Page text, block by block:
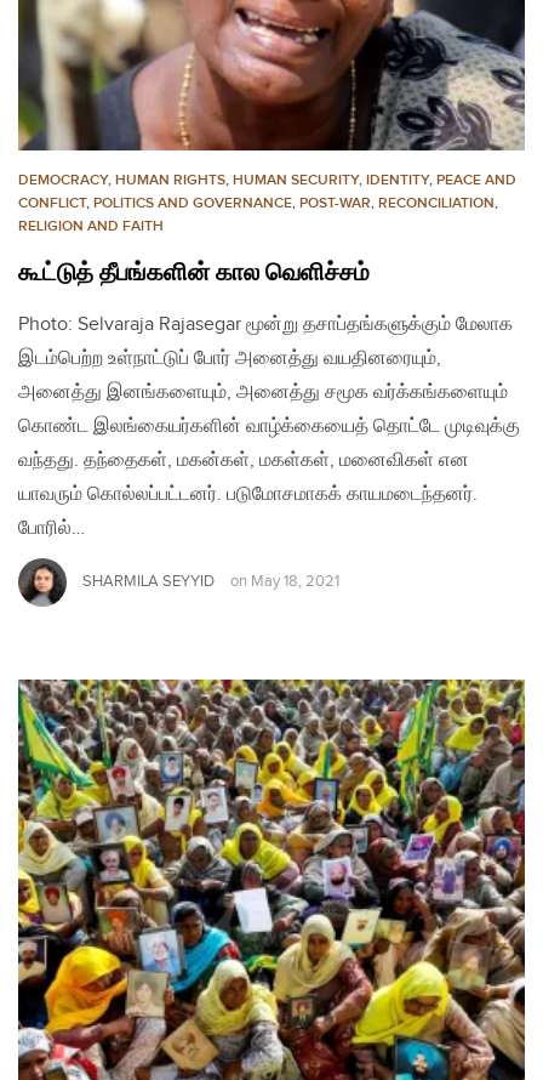
DEMOCRACY, HUMAN RIGHTS, HUMAN SECURITY, IDENTITY, PEACE AND
CONFLICT, POLITICS AND GOVERNANCE, POST-WAR, RECONCILIATION,
RELIGION AND FAITH
கூட்டுத் தீபங்களின் கால வெளிச்சம்
Photo: Selvaraja Rajasegar மூன்று தசாப்தங்களுக்கும் மேலாக
இடம்பெற்ற உள்நாட்டுப் போர் அனைத்து வயதினரையும்,
அனைத்து இனங்களையும், அனைத்து சமூக வர்க்கங்களையும்
கொண்ட இலங்கையர்களின் வாழ்க்கையைத் தொட்டே முடிவுக்கு
வந்தது. தந்தைகள், மகன்கள், மகள்கள், மனைவிகள் என
யாவரும் கொல்லப்பட்டனர். படுமோசமாகக் காயமடைந்தனர்.
போரில்…
SHARMILA SEYYID on May 18, 2021